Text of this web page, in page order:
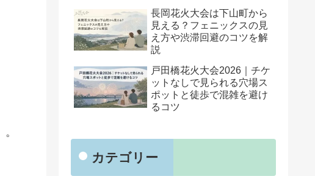
。
長岡花火大会は下山町から
見える？フェニックスの見
え方や渋滞回避のコツを解
説
戸田橋花火大会2026｜チケ
ットなしで見られる穴場ス
ポットと徒歩で混雑を避け
るコツ
カテゴリー